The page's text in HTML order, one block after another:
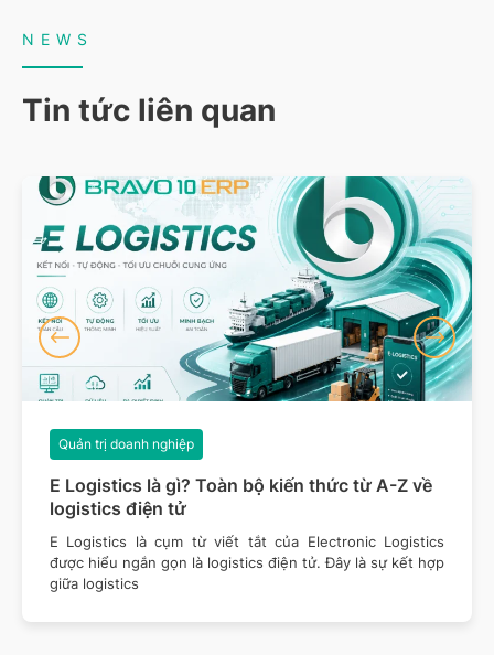
NEWS
Tin tức liên quan
E Logistics là gì? Toàn bộ kiến thức từ A-Z về
logistics điện tử
Quản trị doanh nghiệp
E Logistics là cụm từ viết tắt của Electronic Logistics
được hiểu ngắn gọn là logistics điện tử. Đây là sự kết hợp
giữa logistics